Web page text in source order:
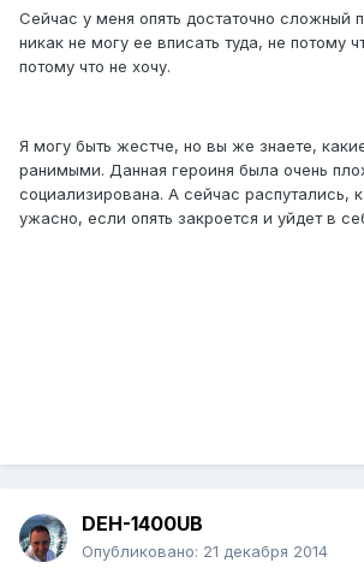
Сейчас у меня опять достаточно сложный
никак не могу ее вписать туда, не потому
потому что не хочу.
Я могу быть жестче, но вы же знаете,
ранимыми. Данная героиня была очень
социализирована. А сейчас распутались,
ужасно, если опять закроется и уйдет в
DEH-1400UB
Опубликовано: 21 декабря 2014